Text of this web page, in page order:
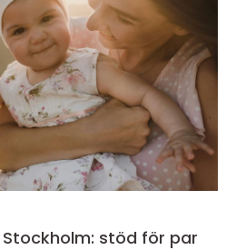
stöd för par